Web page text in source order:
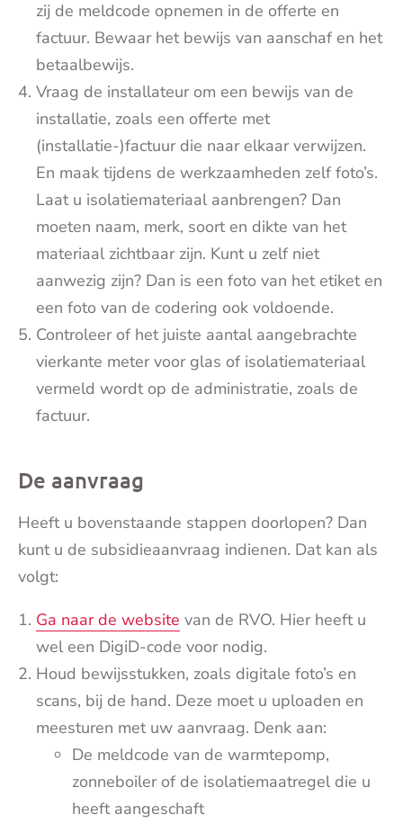
zij de meldcode opnemen in de offerte en
factuur. Bewaar het bewijs van aanschaf en het
betaalbewijs.
Vraag de installateur om een bewijs van de
installatie, zoals een offerte met
(installatie-)factuur die naar elkaar verwijzen.
En maak tijdens de werkzaamheden zelf foto’s.
Laat u isolatiemateriaal aanbrengen? Dan
moeten naam, merk, soort en dikte van het
materiaal zichtbaar zijn. Kunt u zelf niet
aanwezig zijn? Dan is een foto van het etiket en
een foto van de codering ook voldoende.
Controleer of het juiste aantal aangebrachte
vierkante meter voor glas of isolatiemateriaal
vermeld wordt op de administratie, zoals de
factuur.
De aanvraag
Heeft u bovenstaande stappen doorlopen? Dan
kunt u de subsidieaanvraag indienen. Dat kan als
volgt:
Ga naar de website van de RVO. Hier heeft u
wel een DigiD-code voor nodig.
Houd bewijsstukken, zoals digitale foto’s en
scans, bij de hand. Deze moet u uploaden en
meesturen met uw aanvraag. Denk aan:
De meldcode van de warmtepomp,
zonneboiler of de isolatiemaatregel die u
heeft aangeschaft